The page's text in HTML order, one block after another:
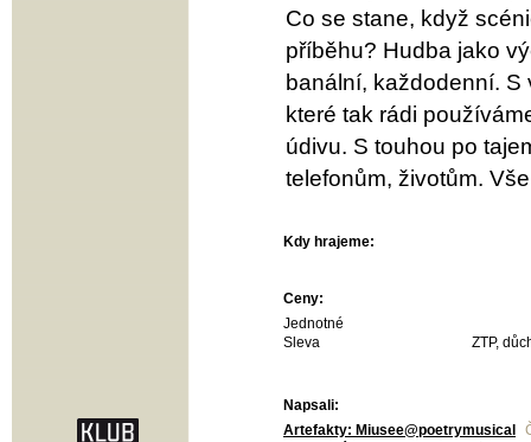
Co se stane, když
příběhu? Hudba jako
banální, každodenní. S
které tak rádi
údivu. S touhou po
telefonům, životům.
Kdy hrajeme:
Ceny:
Jednotné
Sleva
ZTP,
Napsali:
Artefakty: Miusee@poetrymusical